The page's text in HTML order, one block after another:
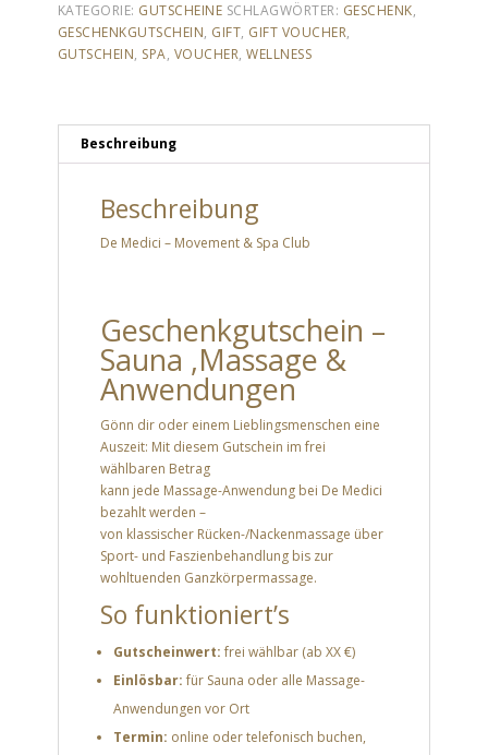
KATEGORIE: GUTSCHEINE SCHLAGWÖRTER: GESCHENK,
GESCHENKGUTSCHEIN, GIFT, GIFT VOUCHER,
GUTSCHEIN, SPA, VOUCHER,WELLNESS
Beschreibung
Beschreibung
De Medici – Movement & Spa Club
Geschenkgutschein –
Sauna ,Massage &
Anwendungen
Gönn dir oder einem Lieblingsmenschen eine
Auszeit: Mit diesem Gutschein im frei
wählbaren Betrag
kann jede Massage-Anwendung bei De Medici
bezahlt werden –
von klassischer Rücken-/Nackenmassage über
Sport- und Faszienbehandlung bis zur
wohltuenden Ganzkörpermassage.
So funktioniert’s
Gutscheinwert:frei wählbar (ab XX €)
Einlösbar:für Sauna oder alle Massage-
Anwendungen vor Ort
Termin: online oder telefonisch buchen,